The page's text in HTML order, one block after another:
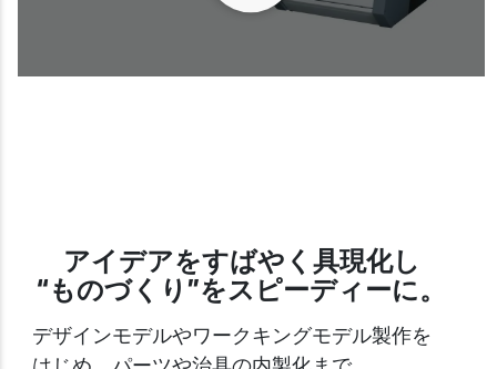
アイデアをすばやく具現化し
“ものづくり”をスピーディーに。
デザインモデルやワークキングモデル製作を